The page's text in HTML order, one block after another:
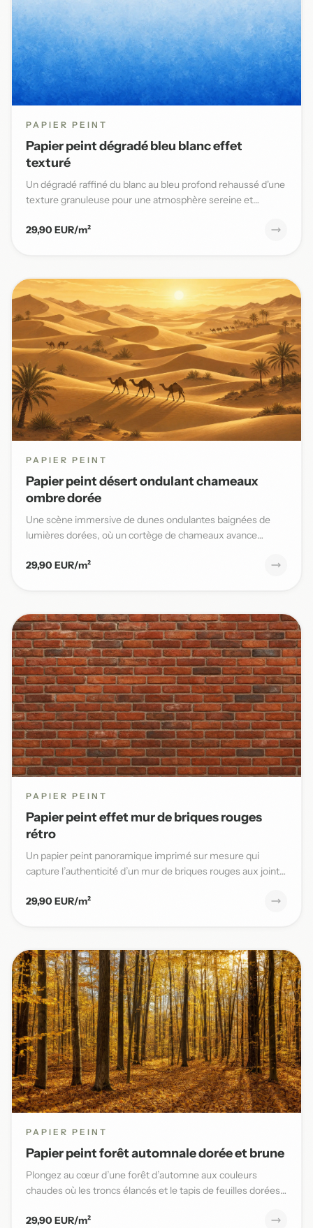
PAPIER PEINT
Papier peint dégradé bleu blanc effet
texturé
Un dégradé raffiné du blanc au bleu profond rehaussé d'une
texture granuleuse pour une atmosphère sereine et
29,90 EUR/m²
PAPIER PEINT
Papier peint désert ondulant chameaux
ombre dorée
Une scène immersive de dunes ondulantes baignées de
lumières dorées, où un cortège de chameaux avance
29,90 EUR/m²
PAPIER PEINT
Papier peint effet mur de briques rouges
rétro
Un papier peint panoramique imprimé sur mesure qui
capture l’authenticité d’un mur de briques rouges aux joints
29,90 EUR/m²
PAPIER PEINT
Papier peint forêt automnale dorée et brune
Plongez au cœur d’une forêt d’automne aux couleurs
chaudes où les troncs élancés et le tapis de feuilles dorées
29,90 EUR/m²